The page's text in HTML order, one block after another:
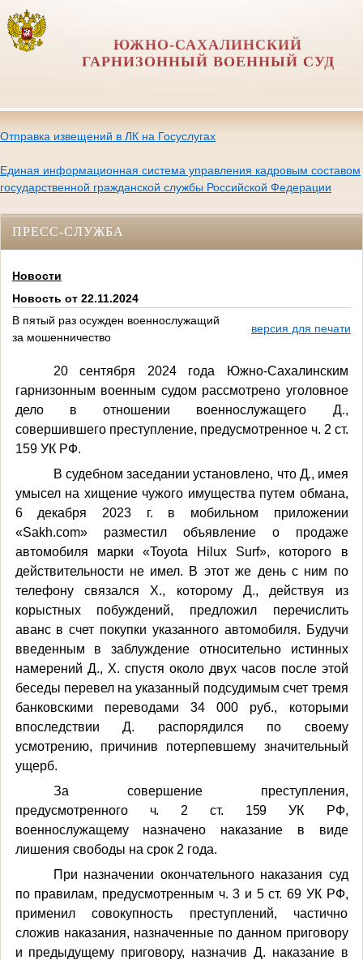
ЮЖНО-САХАЛИНСКИЙ
ГАРНИЗОННЫЙ ВОЕННЫЙ СУД
Отправка извещений в ЛК на Госуслугах
Единая информационная система управления кадровым составом
государственной гражданской службы Российской Федерации
ПРЕСС-СЛУЖБА
Новости
Новость от 22.11.2024
В пятый раз осужден военнослужащий
за мошенничество
версия для печати
20 сентября 2024 года Южно-Сахалинским
гарнизонным военным судом рассмотрено уголовное
дело в отношении военнослужащего Д.,
совершившего преступление, предусмотренное ч. 2 ст.
159 УК РФ.
В судебном заседании установлено, что Д., имея
умысел на хищение чужого имущества путем обмана,
6 декабря 2023 г. в мобильном приложении
«Sakh.com» разместил объявление о продаже
автомобиля марки «Toyota Hilux Surf», которого в
действительности не имел. В этот же день с ним по
телефону связался Х., которому Д., действуя из
корыстных побуждений, предложил перечислить
аванс в счет покупки указанного автомобиля. Будучи
введенным в заблуждение относительно истинных
намерений Д., Х. спустя около двух часов после этой
беседы перевел на указанный подсудимым счет тремя
банковскими переводами 34 000 руб., которыми
впоследствии Д. распорядился по своему
усмотрению, причинив потерпевшему значительный
ущерб.
За совершение преступления,
предусмотренногоч. 2 ст. 159УК РФ,
военнослужащему назначено наказание в виде
лишения свободы на срок 2 года.
При назначении окончательного наказания суд
по правилам, предусмотренным ч. 3 и 5 ст. 69 УК РФ,
применил совокупность преступлений, частично
сложив наказания, назначенные по данном приговору
и предыдущему приговору, назначив Д. наказание в